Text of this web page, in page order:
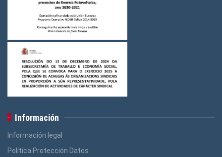
Información
Información legal
Política Protección Datos